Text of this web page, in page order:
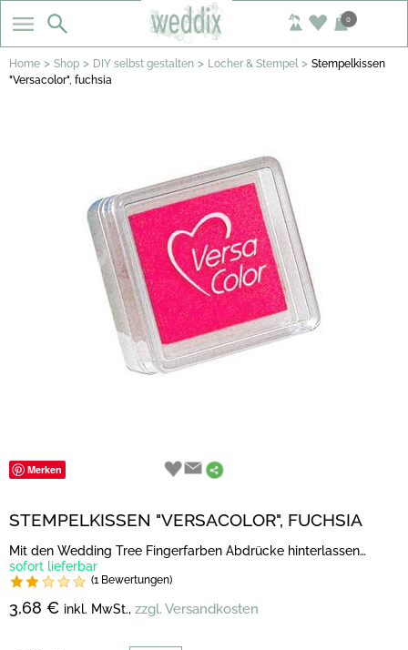
0
Home > Shop > DIY selbst gestalten > Locher & Stempel > Stempelkissen
"Versacolor", fuchsia
Merken
STEMPELKISSEN "VERSACOLOR", FUCHSIA
Mit den Wedding Tree Fingerfarben Abdrücke hinterlassen…
sofort lieferbar
(1 Bewertungen)
3,68 € inkl. MwSt., zzgl. Versandkosten